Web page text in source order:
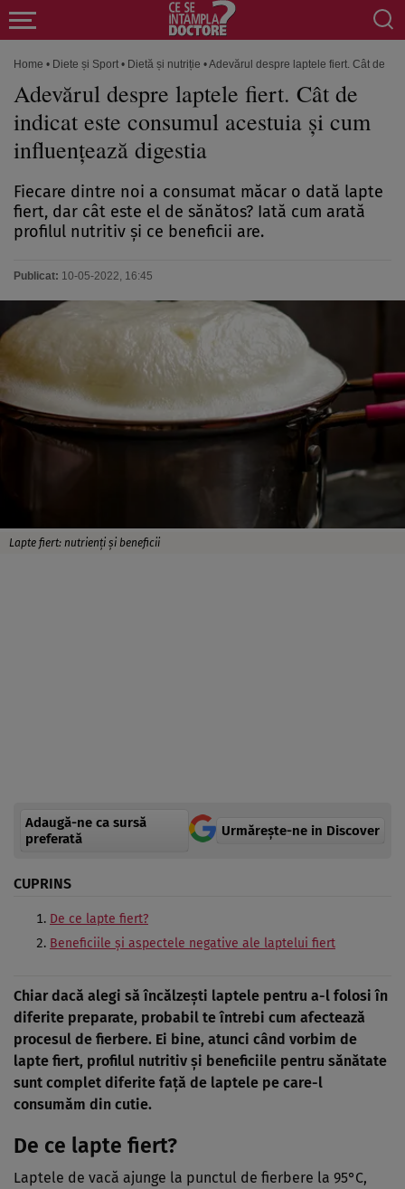
Home • Diete și Sport • Dietă și nutriție •Adevărul despre laptele fiert. Cât de
Adevărul despre laptele fiert. Cât de
indicat este consumul acestuia și cum
influențează digestia
Fiecare dintre noi a consumat măcar o dată lapte
fiert, dar cât este el de sănătos? Iată cum arată
profilul nutritiv și ce beneficii are.
Publicat: 10-05-2022, 16:45
Lapte fiert: nutrienți și beneficii
Adaugă-ne ca sursă
preferată
Urmărește-ne in Discover
CUPRINS
De ce lapte fiert?
Beneficiile și aspectele negative ale laptelui fiert
Chiar dacă alegi să încălzești laptele pentru a-l folosi în
diferite preparate, probabil te întrebi cum afectează
procesul de fierbere. Ei bine, atunci când vorbim de
lapte fiert, profilul nutritiv și beneficiile pentru sănătate
sunt complet diferite față de laptele pe care-l
consumăm din cutie.
De ce lapte fiert?
Laptele de vacă ajunge la punctul de fierbere la 95°C,